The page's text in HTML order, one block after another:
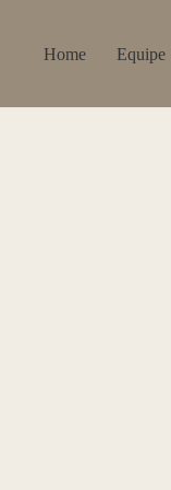
Home Equipe